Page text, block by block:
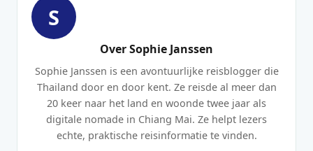
S
Over Sophie Janssen
Sophie Janssen is een avontuurlijke reisblogger die
Thailand door en door kent. Ze reisde al meer dan
20 keer naar het land en woonde twee jaar als
digitale nomade in Chiang Mai. Ze helpt lezers
echte, praktische reisinformatie te vinden.